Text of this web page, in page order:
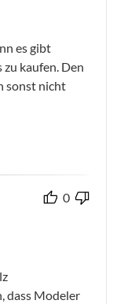
es gibt
kaufen. Den
sonst nicht
0
dass Modeler